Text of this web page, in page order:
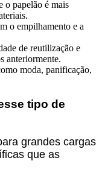
o papelão é mais
o empilhamento e a
de reutilização e
anteriormente.
moda, panificação,
tipo de
grandes cargas
que as